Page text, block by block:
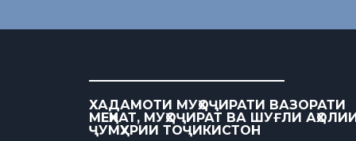
ХАДАМОТИ МУҲОҶИРАТИ ВАЗОРАТИ
МЕҲНАТ, МУҲОҶИРАТ ВА ШУҒЛИ АҲОЛИИ
ҶУМҲУРИИ ТОҶИКИСТОН